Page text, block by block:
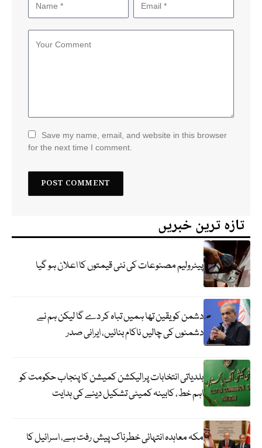
Save my name, email, and website in this browser
for the next time I comment.
تازہ ترین خبریں
پیٹرولیم مصنوعات کی نئی قیمتوں کا اعلان ہو گیا
دشمن کو یقین تھا ہمیں تباہ کر دے گا لیکن ہم نے
دشمنوں کی چالیں ناکام بنائیں، ایرانی صدر
بلدیاتی انتخابات پرالیکشن کمیشن کا پنجاب حکومت کو
اہم خط، کابینہ کمیٹی تشکیل دینے کی ہدایت
مکہ معاہدہ انتہائی خطرناک پیش رفت ہے، اسرائیل کا